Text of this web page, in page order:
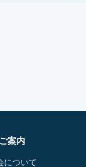
案内
について